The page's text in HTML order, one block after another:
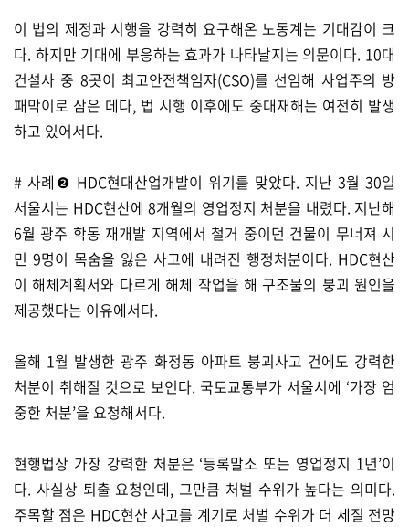
이 법의 제정과 시행을 강력히 요구해온 노동계는 기대감이 크
다. 하지만 기대에 부응하는 효과가 나타날지는 의문이다. 10대
건설사 중 8곳이 최고안전책임자(CSO)를 선임해 사업주의 방
패막이로 삼은 데다, 법 시행 이후에도 중대재해는 여전히 발생
하고 있어서다.
# 사례❷ HDC현대산업개발이 위기를 맞았다. 지난 3월 30일
서울시는 HDC현산에 8개월의 영업정지 처분을 내렸다. 지난해
6월 광주 학동 재개발 지역에서 철거 중이던 건물이 무너져 시
민 9명이 목숨을 잃은 사고에 내려진 행정처분이다. HDC현산
이 해체계획서와 다르게 해체 작업을 해 구조물의 붕괴 원인을
제공했다는 이유에서다.
올해 1월 발생한 광주 화정동 아파트 붕괴사고 건에도 강력한
처분이 취해질 것으로 보인다. 국토교통부가 서울시에 ‘가장 엄
중한 처분’을 요청해서다.
현행법상 가장 강력한 처분은 ‘등록말소 또는 영업정지 1년’이
다. 사실상 퇴출 요청인데, 그만큼 처벌 수위가 높다는 의미다.
주목할 점은 HDC현산 사고를 계기로 처벌 수위가 더 세질 전망